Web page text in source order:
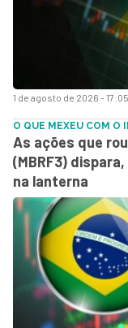
1 de agosto de 2026 - 17:05
O QUE MEXEU COM O
As ações que
(MBRF3)
na lanterna